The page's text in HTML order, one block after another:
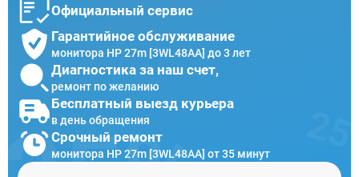
Официальный сервис
Гарантийное обслуживание
монитора HP 27m [3WL48AA] до 3 лет
Диагностика за наш счет,
ремонт по желанию
Бесплатный выезд курьера
в день обращения
Срочный ремонт
монитора HP 27m [3WL48AA] от 35 минут